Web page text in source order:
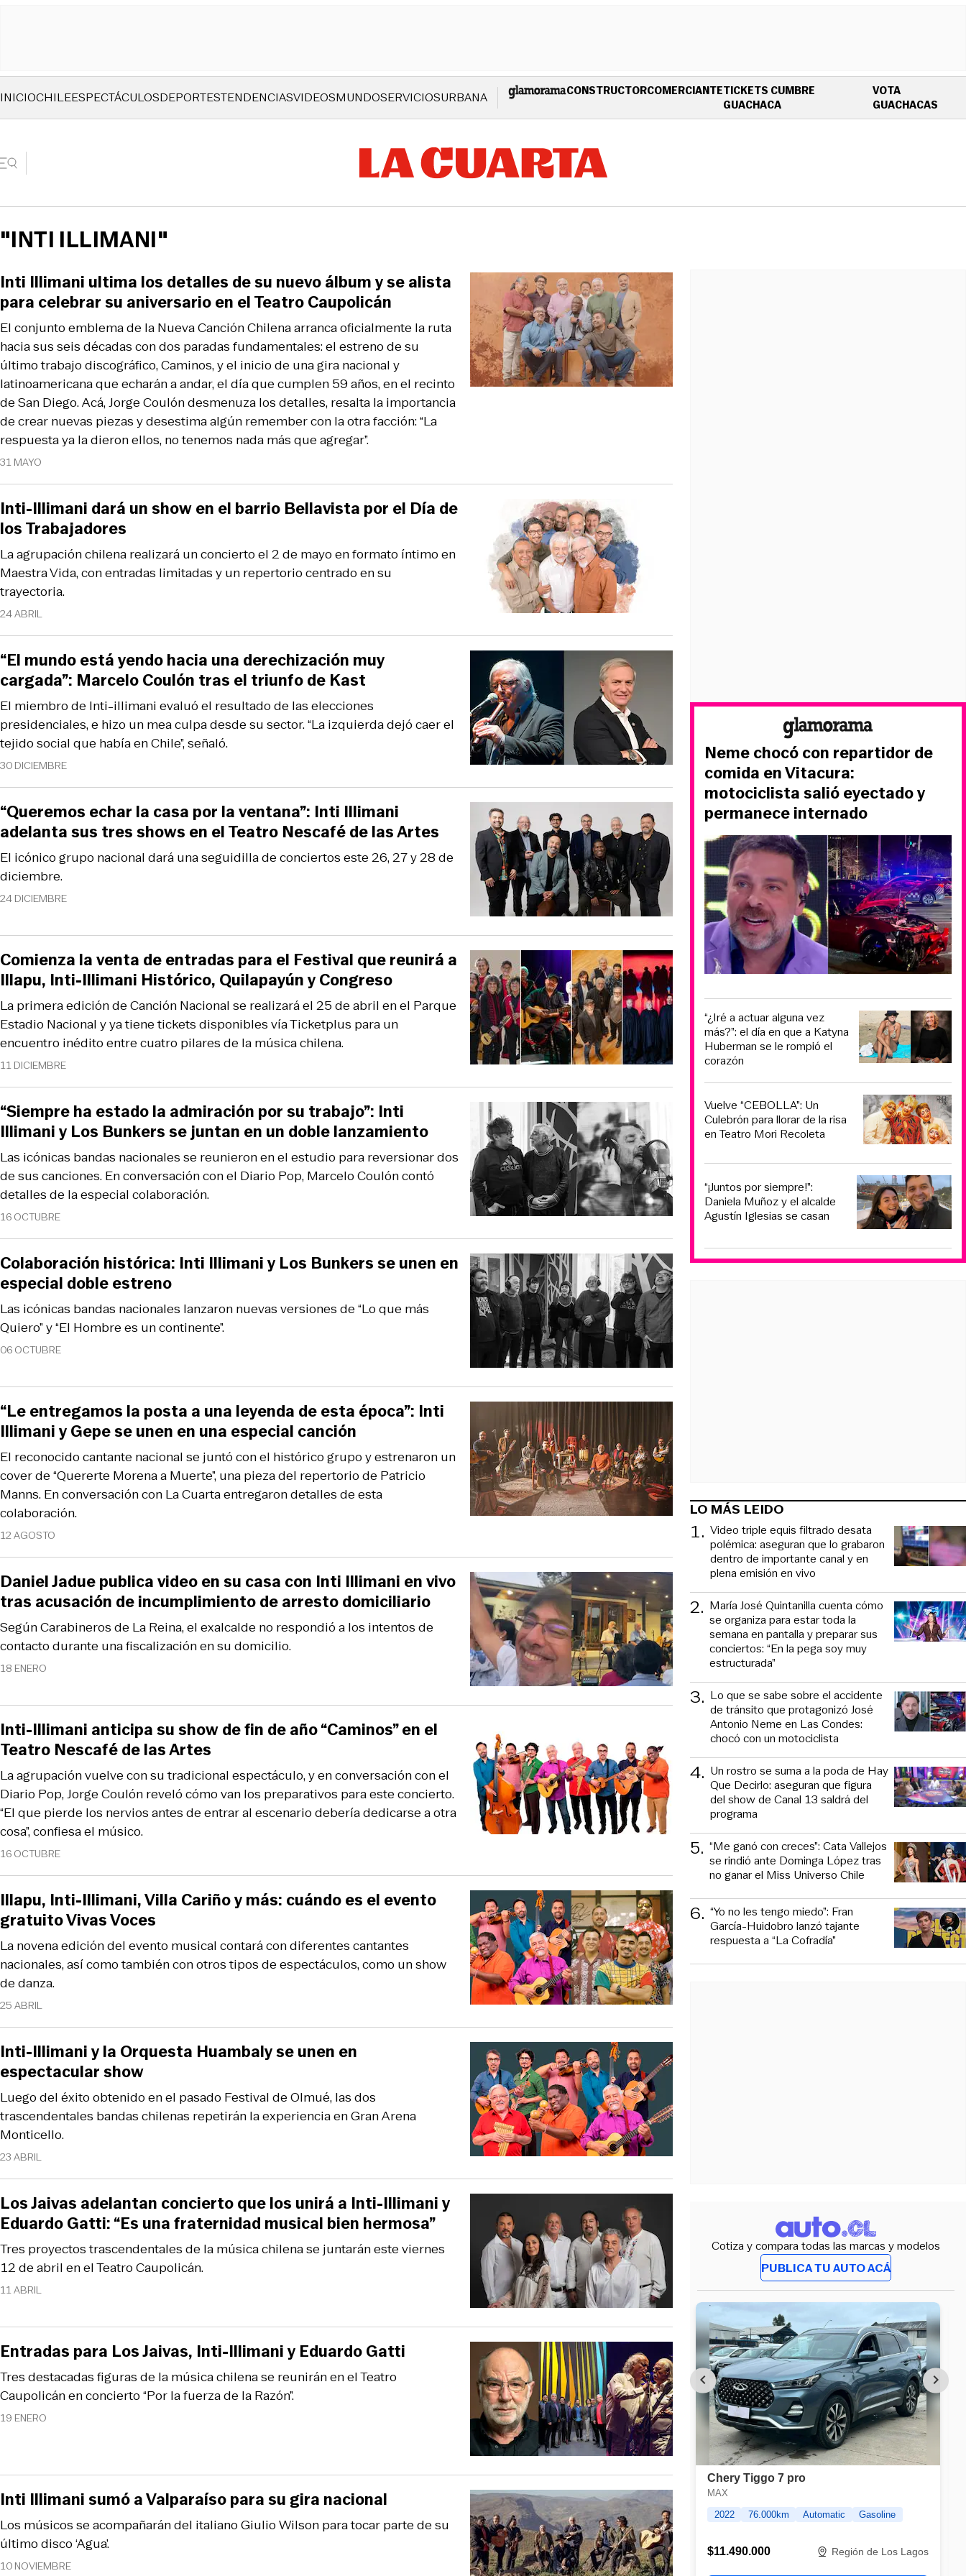
INICIOCHILEESPECTÁCULOSDEPORTESTENDENCIASVIDEOSMUNDOSERVICIOSURBANA CONSTRUCTORCOMERCIANTETICKETS CUMBRE
GUACHACAOPENS IN NEW WINDOW
VOTA
GUACHACAS
"INTI ILLIMANI"
31 MAYO
El conjunto emblema de la Nueva Canción Chilena arranca oficialmente la ruta
hacia sus seis décadas con dos paradas fundamentales: el estreno de su
último trabajo discográfico, Caminos, y el inicio de una gira nacional y
latinoamericana que echarán a andar, el día que cumplen 59 años, en el recinto
de San Diego. Acá, Jorge Coulón desmenuza los detalles, resalta la importancia
de crear nuevas piezas y desestima algún remember con la otra facción: “La
respuesta ya la dieron ellos, no tenemos nada más que agregar”.
Inti Illimani ultima los detalles de su nuevo álbum y se alista
para celebrar su aniversario en el Teatro Caupolicán
24 ABRIL
La agrupación chilena realizará un concierto el 2 de mayo en formato íntimo en
Maestra Vida, con entradas limitadas y un repertorio centrado en su
trayectoria.
Inti-Illimani dará un show en el barrio Bellavista por el Día de
los Trabajadores
30 DICIEMBRE
El miembro de Inti-illimani evaluó el resultado de las elecciones
presidenciales, e hizo un mea culpa desde su sector. “La izquierda dejó caer el
tejido social que había en Chile”, señaló.
“El mundo está yendo hacia una derechización muy
cargada”: Marcelo Coulón tras el triunfo de Kast
24 DICIEMBRE
El icónico grupo nacional dará una seguidilla de conciertos este 26, 27 y 28 de
diciembre.
“Queremos echar la casa por la ventana”: Inti Illimani
adelanta sus tres shows en el Teatro Nescafé de las Artes
11 DICIEMBRE
La primera edición de Canción Nacional se realizará el 25 de abril en el Parque
Estadio Nacional y ya tiene tickets disponibles vía Ticketplus para un
encuentro inédito entre cuatro pilares de la música chilena.
Comienza la venta de entradas para el Festival que reunirá a
Illapu, Inti-Illimani Histórico, Quilapayún y Congreso
16 OCTUBRE
Las icónicas bandas nacionales se reunieron en el estudio para reversionar dos
de sus canciones. En conversación con el Diario Pop, Marcelo Coulón contó
detalles de la especial colaboración.
“Siempre ha estado la admiración por su trabajo”: Inti
Illimani y Los Bunkers se juntan en un doble lanzamiento
06 OCTUBRE
Las icónicas bandas nacionales lanzaron nuevas versiones de “Lo que más
Quiero” y “El Hombre es un continente”.
Colaboración histórica: Inti Illimani y Los Bunkers se unen en
especial doble estreno
12 AGOSTO
El reconocido cantante nacional se juntó con el histórico grupo y estrenaron un
cover de “Quererte Morena a Muerte”, una pieza del repertorio de Patricio
Manns. En conversación con La Cuarta entregaron detalles de esta
colaboración.
“Le entregamos la posta a una leyenda de esta época”: Inti
Illimani y Gepe se unen en una especial canción
18 ENERO
Según Carabineros de La Reina, el exalcalde no respondió a los intentos de
contacto durante una fiscalización en su domicilio.
Daniel Jadue publica video en su casa con Inti Illimani en vivo
tras acusación de incumplimiento de arresto domiciliario
16 OCTUBRE
La agrupación vuelve con su tradicional espectáculo, y en conversación con el
Diario Pop, Jorge Coulón reveló cómo van los preparativos para este concierto.
“El que pierde los nervios antes de entrar al escenario debería dedicarse a otra
cosa”, confiesa el músico.
Inti-Illimani anticipa su show de fin de año “Caminos” en el
Teatro Nescafé de las Artes
25 ABRIL
La novena edición del evento musical contará con diferentes cantantes
nacionales, así como también con otros tipos de espectáculos, como un show
de danza.
Illapu, Inti-Illimani, Villa Cariño y más: cuándo es el evento
gratuito Vivas Voces
23 ABRIL
Luego del éxito obtenido en el pasado Festival de Olmué, las dos
trascendentales bandas chilenas repetirán la experiencia en Gran Arena
Monticello.
Inti-Illimani y la Orquesta Huambaly se unen en
espectacular show
11 ABRIL
Tres proyectos trascendentales de la música chilena se juntarán este viernes
12 de abril en el Teatro Caupolicán.
Los Jaivas adelantan concierto que los unirá a Inti-Illimani y
Eduardo Gatti: “Es una fraternidad musical bien hermosa”
19 ENERO
Tres destacadas figuras de la música chilena se reunirán en el Teatro
Caupolicán en concierto “Por la fuerza de la Razón”.
Entradas para Los Jaivas, Inti-Illimani y Eduardo Gatti
10 NOVIEMBRE
Los músicos se acompañarán del italiano Giulio Wilson para tocar parte de su
último disco ‘Agua’.
Inti Illimani sumó a Valparaíso para su gira nacional
Neme chocó con repartidor de
comida en Vitacura:
motociclista salió eyectado y
permanece internado
“¿Iré a actuar alguna vez
más?”: el día en que a Katyna
Huberman se le rompió el
corazón
Vuelve “CEBOLLA”: Un
Culebrón para llorar de la risa
en Teatro Mori Recoleta
“¡Juntos por siempre!”:
Daniela Muñoz y el alcalde
Agustín Iglesias se casan
LO MÁS LEIDO
1. Video triple equis filtrado desata
polémica: aseguran que lo grabaron
dentro de importante canal y en
plena emisión en vivo
2. María José Quintanilla cuenta cómo
se organiza para estar toda la
semana en pantalla y preparar sus
conciertos: “En la pega soy muy
estructurada”
3. Lo que se sabe sobre el accidente
de tránsito que protagonizó José
Antonio Neme en Las Condes:
chocó con un motociclista
4. Un rostro se suma a la poda de Hay
Que Decirlo: aseguran que figura
del show de Canal 13 saldrá del
programa
5. “Me ganó con creces”: Cata Vallejos
se rindió ante Dominga López tras
no ganar el Miss Universo Chile
6. “Yo no les tengo miedo”: Fran
García-Huidobro lanzó tajante
respuesta a “La Cofradía”
Cotiza y compara todas las marcas y modelos
PUBLICA TU AUTO ACÁ